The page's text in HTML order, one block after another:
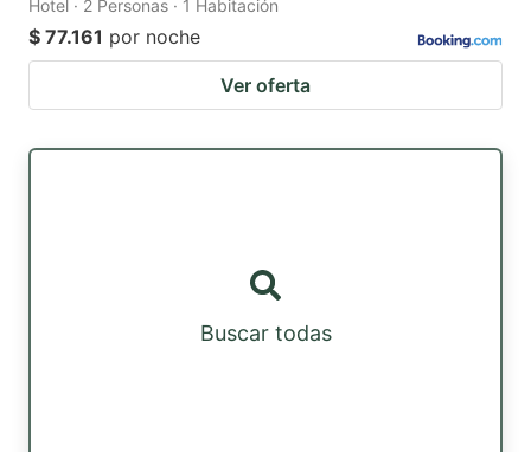
Hotel · 2 Personas · 1 Habitación
$ 77.161 por noche
Ver oferta
Buscar todas